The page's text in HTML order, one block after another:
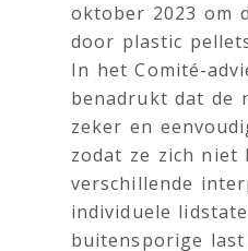
oktober 2023 om
door plastic
In het Comité-
benadrukt dat de
zeker en
zodat ze zich niet
verschillende
individuele
buitensporige